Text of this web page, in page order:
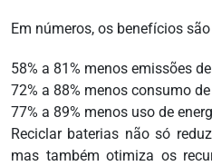
Em números, os benefícios
58% a 81% menos emissões
72% a 88% menos consumo
77% a 89% menos uso de
Reciclar baterias não só
mas também otimiza os